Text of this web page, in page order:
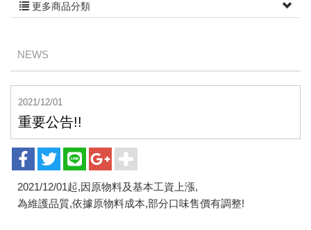
更多商品分類
NEWS
2021/12/01
重要公告!!
2021/12/01起,因原物料及基本工資上漲,
為維護品質,依據原物料成本,部分口味售價有調整!